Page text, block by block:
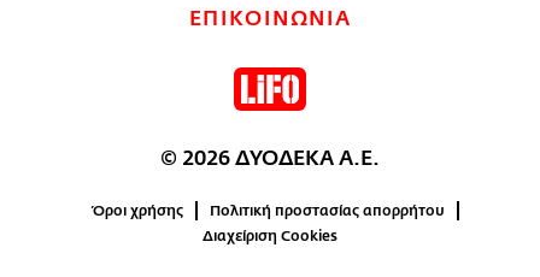
ΕΠΙΚΟΙΝΩΝΙΑ
© 2026 ΔΥΟΔΕΚΑ Α.Ε.
Όροι χρήσης
Πολιτική προστασίας απορρήτου
Διαχείριση Cookies